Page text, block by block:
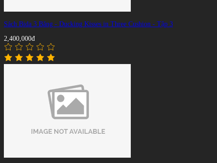
Sách Bida 3 Băng - Ducking Kisses in Three Cushion - Tập 3
2,400,000đ